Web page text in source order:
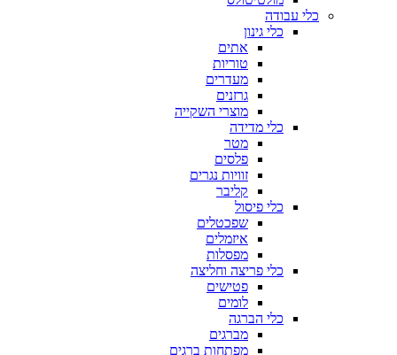
כלי עבודה
כלי גינון
אתים
טוריות
מעדרים
גרזנים
מוצרי השקייה
כלי מדידה
מטר
פלסים
זוויות נגרים
קליבר
כלי פיסול
שפכטלים
איזמלים
מפסלות
כלי פריצה וחליצה
פטישים
לומים
כלי הברגה
מברגים
מפתחות ברגים